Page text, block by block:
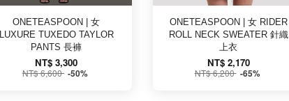
ONETEASPOON | 女
LUXURE TUXEDO TAYLOR
PANTS 長褲
NT$ 3,300
NT$ 6,600 -50%
ONETEASPOON | 女 RIDER
ROLL NECK SWEATER 針織
上衣
NT$ 2,170
NT$ 6,200 -65%